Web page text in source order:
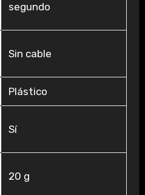
segundo
‎Sin cable
‎Plástico
‎Sí
‎20 g